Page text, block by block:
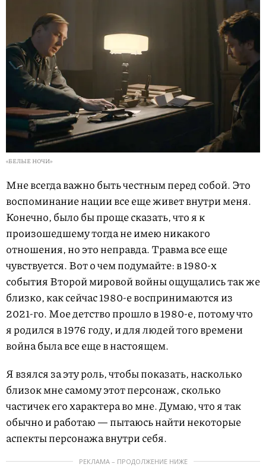
«БЕЛЫЕ НОЧИ»
Мне всегда важно быть честным перед собой. Это
воспоминание нации все еще живет внутри меня.
Конечно, было бы проще сказать, что я к
произошедшему тогда не имею никакого
отношения, но это неправда. Травма все еще
чувствуется. Вот о чем подумайте: в 1980-х
события Второй мировой войны ощущались так же
близко, как сейчас 1980-е воспринимаются из
2021-го. Мое детство прошло в 1980-е, потому что
я родился в 1976 году, и для людей того времени
война была все еще в настоящем.
Я взялся за эту роль, чтобы показать, насколько
близок мне самому этот персонаж, сколько
частичек его характера во мне. Думаю, что я так
обычно и работаю — пытаюсь найти некоторые
аспекты персонажа внутри себя.
РЕКЛАМА – ПРОДОЛЖЕНИЕ НИЖЕ